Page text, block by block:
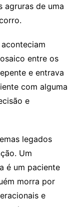
agruras de uma
entre os
e entrava
com alguma
e
legados
Um
é um paciente
morra por
e